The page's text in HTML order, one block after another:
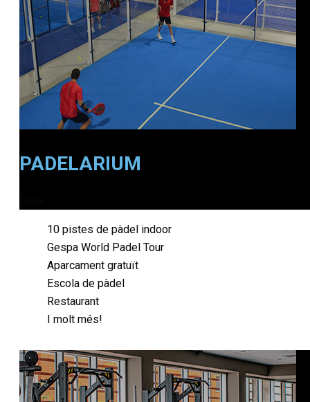
PADELARIUM
10 pistes de pàdel indoor
Gespa World Padel Tour
Aparcament gratuït
Escola de pàdel
Restaurant
I molt més!